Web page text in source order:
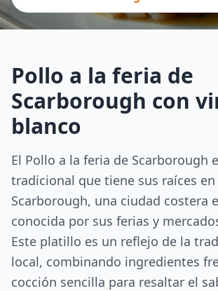
Pollo a la feria de
Scarborough con
blanco
El Pollo a la feria de Scarborough
tradicional que tiene sus raíces
Scarborough, una ciudad costera
conocida por sus ferias y
Este platillo es un reflejo de la
local, combinando ingredientes
cocción sencilla para resaltar el